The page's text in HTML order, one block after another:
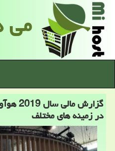
می
در زمینه های مختلف